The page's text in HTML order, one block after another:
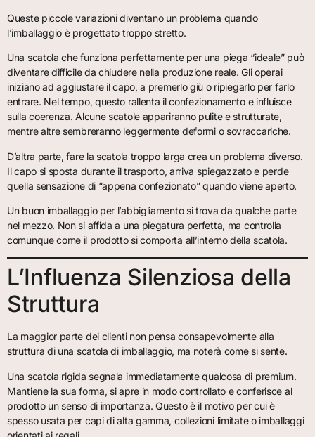
Queste piccole variazioni diventano un problema quando
l’imballaggio è progettato troppo stretto.
Una scatola che funziona perfettamente per una piega “ideale” può
diventare difficile da chiudere nella produzione reale. Gli operai
iniziano ad aggiustare il capo, a premerlo giù o ripiegarlo per farlo
entrare. Nel tempo, questo rallenta il confezionamento e influisce
sulla coerenza. Alcune scatole appariranno pulite e strutturate,
mentre altre sembreranno leggermente deformi o sovraccariche.
D’altra parte, fare la scatola troppo larga crea un problema diverso.
Il capo si sposta durante il trasporto, arriva spiegazzato e perde
quella sensazione di “appena confezionato” quando viene aperto.
Un buon imballaggio per l’abbigliamento si trova da qualche parte
nel mezzo. Non si affida a una piegatura perfetta, ma controlla
comunque come il prodotto si comporta all’interno della scatola.
L’Influenza Silenziosa della
Struttura
La maggior parte dei clienti non pensa consapevolmente alla
struttura di una scatola di imballaggio, ma noterà come si sente.
Una scatola rigida segnala immediatamente qualcosa di premium.
Mantiene la sua forma, si apre in modo controllato e conferisce al
prodotto un senso di importanza. Questo è il motivo per cui è
spesso usata per capi di alta gamma, collezioni limitate o imballaggi